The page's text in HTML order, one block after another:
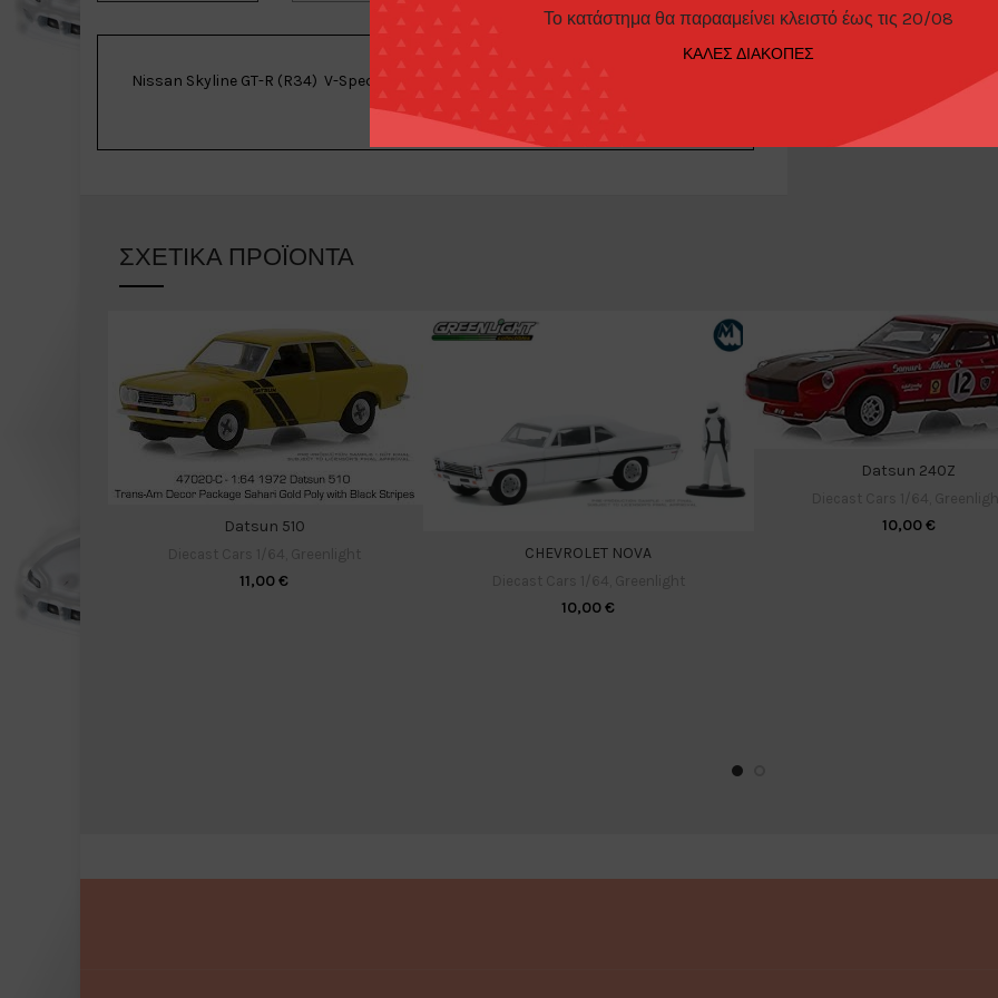
Το κατάστημα θα παρααμείνει κλειστό έως τις 20/08
ΚΑΛΕΣ ΔΙΑΚΟΠΕΣ
Nissan Skyline GT-R (R34) V-Spec II Nür Millenium Jade
ΣΧΕΤΙΚΆ ΠΡΟΪΌΝΤΑ
Datsun 510
11,00€
CHEVROLET NOVA
10,00€
Datsun 240Z
10,00€